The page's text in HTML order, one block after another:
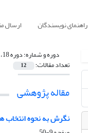
راهنمای نویسندگان ارسال
دوره و شماره:دوره 18، شماره 36، اسفند 1402
تعداد مقالات: 12
مقاله پژوهشی
نگرش به نحوه انتخاب